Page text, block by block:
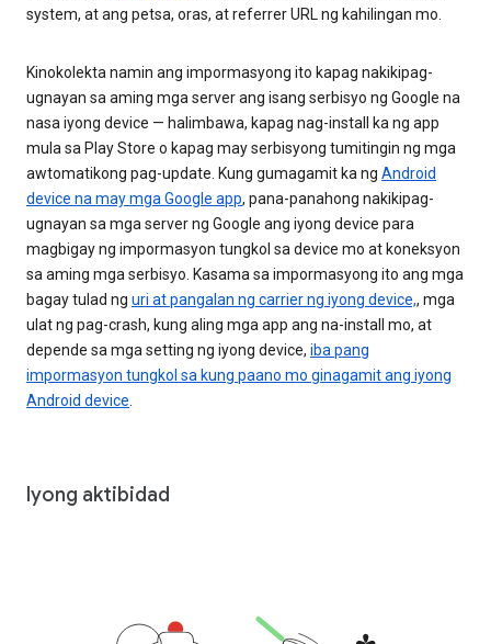
system, at ang petsa, oras, at referrer URL ng kahilingan mo.
Kinokolekta namin ang impormasyong ito kapag nakikipag-
ugnayan sa aming mga server ang isang serbisyo ng Google na
nasa iyong device — halimbawa, kapag nag-install ka ng app
mula sa Play Store o kapag may serbisyong tumitingin ng mga
awtomatikong pag-update. Kung gumagamit ka ng Android
device na may mga Google app, pana-panahong nakikipag-
ugnayan sa mga server ng Google ang iyong device para
magbigay ng impormasyon tungkol sa device mo at koneksyon
sa aming mga serbisyo. Kasama sa impormasyong ito ang mga
bagay tulad ng uri at pangalan ng carrier ng iyong device,, mga
ulat ng pag-crash, kung aling mga app ang na-install mo, at
depende sa mga setting ng iyong device, iba pang
impormasyon tungkol sa kung paano mo ginagamit ang iyong
Android device.
Iyong aktibidad